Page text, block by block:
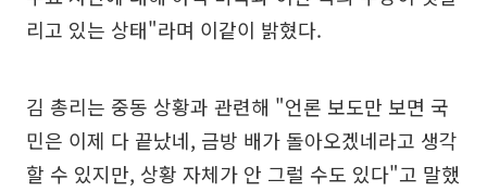
리고 있는 상태"라며 이같이 밝혔다.
김 총리는 중동 상황과 관련해 "언론 보도만 보면 국
민은 이제 다 끝났네, 금방 배가 돌아오겠네라고 생각
할 수 있지만, 상황 자체가 안 그럴 수도 있다"고 말했